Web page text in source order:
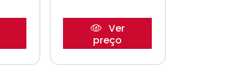
Ver
preço